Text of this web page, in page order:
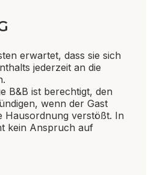
erwartet, dass sie sich
jederzeit an die
B&B ist berechtigt, den
wenn der Gast
Hausordnung verstößt. In
kein Anspruch auf